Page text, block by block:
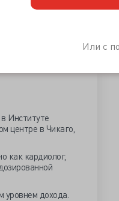
Или с
снижения
и
или блокатора
Институте
центре в Чикаго,
как кардиолог,
уровнем дохода.